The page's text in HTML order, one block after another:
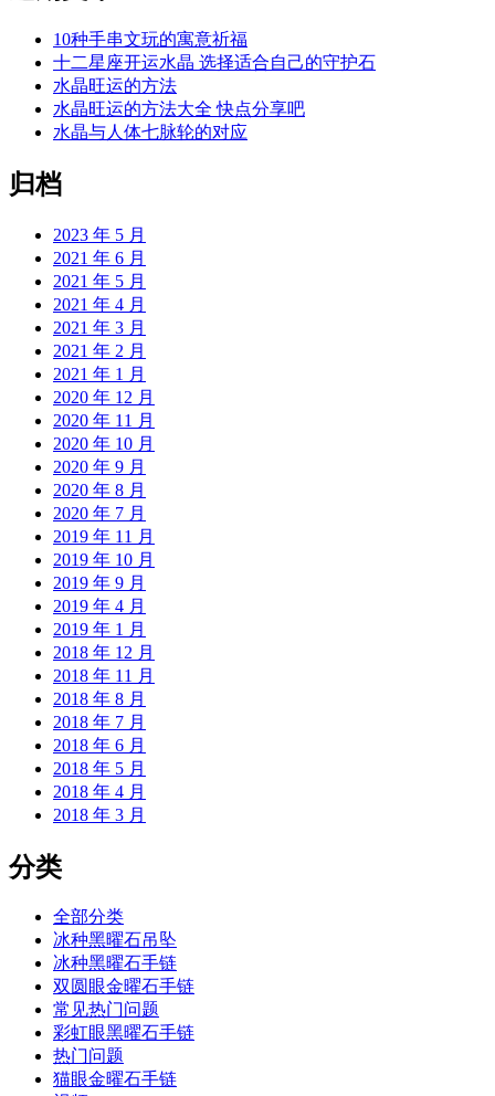
10种手串文玩的寓意祈福
十二星座开运水晶 选择适合自己的守护石
水晶旺运的方法
水晶旺运的方法大全 快点分享吧
水晶与人体七脉轮的对应
归档
2023 年 5 月
2021 年 6 月
2021 年 5 月
2021 年 4 月
2021 年 3 月
2021 年 2 月
2021 年 1 月
2020 年 12 月
2020 年 11 月
2020 年 10 月
2020 年 9 月
2020 年 8 月
2020 年 7 月
2019 年 11 月
2019 年 10 月
2019 年 9 月
2019 年 4 月
2019 年 1 月
2018 年 12 月
2018 年 11 月
2018 年 8 月
2018 年 7 月
2018 年 6 月
2018 年 5 月
2018 年 4 月
2018 年 3 月
分类
全部分类
冰种黑曜石吊坠
冰种黑曜石手链
双圆眼金曜石手链
常见热门问题
彩虹眼黑曜石手链
热门问题
猫眼金曜石手链